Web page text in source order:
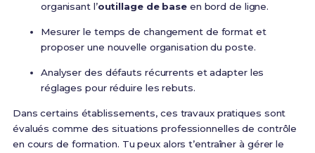
organisant l’outillage de baseen bord de ligne.
Mesurer le temps de changement de format et
proposer une nouvelle organisation du poste.
Analyser des défauts récurrents et adapter les
réglages pour réduire les rebuts.
Dans certains établissements, ces travaux pratiques sont
évalués comme des situations professionnelles de contrôle
en cours de formation. Tu peux alors t’entraîner à gérer le